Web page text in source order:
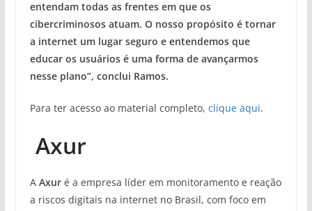
entendam todas as frentes em que os
cibercriminosos atuam. O nosso propósito é tornar
a internet um lugar seguro e entendemos que
educar os usuários é uma forma de avançarmos
nesse plano”, conclui Ramos.
Para ter acesso ao material completo, clique aqui.
Axur
A Axuré a empresa líder em monitoramento e reação
a riscos digitais na internet no Brasil, com foco em